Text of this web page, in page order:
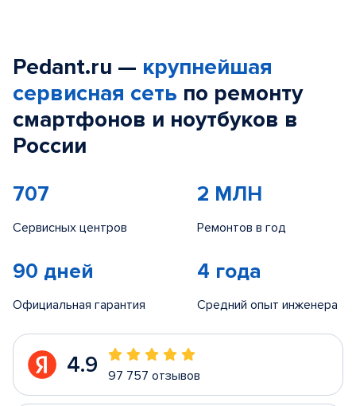
Pedant.ru — крупнейшая
сервисная сеть по ремонту
смартфонов и ноутбуков в
России
707
Сервисных центров
2 МЛН
Ремонтов в год
90 дней
Официальная гарантия
4 года
Средний опыт инженера
4.9 97 757 отзывов